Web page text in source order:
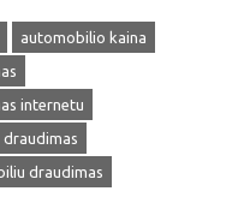
automobilio kaina
internetu
draudimas